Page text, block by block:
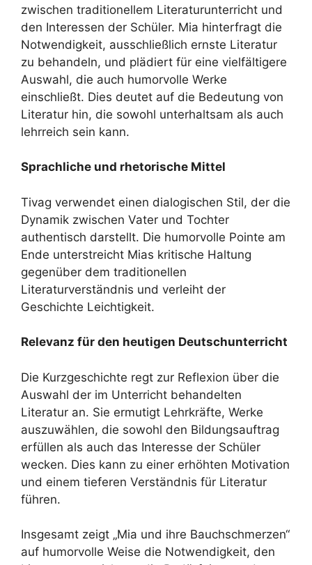
zwischen traditionellem Literaturunterricht und
den Interessen der Schüler. Mia hinterfragt die
Notwendigkeit, ausschließlich ernste Literatur
zu behandeln, und plädiert für eine vielfältigere
Auswahl, die auch humorvolle Werke
einschließt. Dies deutet auf die Bedeutung von
Literatur hin, die sowohl unterhaltsam als auch
lehrreich sein kann.
Sprachliche und rhetorische Mittel
Tivag verwendet einen dialogischen Stil, der die
Dynamik zwischen Vater und Tochter
authentisch darstellt. Die humorvolle Pointe am
Ende unterstreicht Mias kritische Haltung
gegenüber dem traditionellen
Literaturverständnis und verleiht der
Geschichte Leichtigkeit.
Relevanz für den heutigen Deutschunterricht
Die Kurzgeschichte regt zur Reflexion über die
Auswahl der im Unterricht behandelten
Literatur an. Sie ermutigt Lehrkräfte, Werke
auszuwählen, die sowohl den Bildungsauftrag
erfüllen als auch das Interesse der Schüler
wecken. Dies kann zu einer erhöhten Motivation
und einem tieferen Verständnis für Literatur
führen.
Insgesamt zeigt „Mia und ihre Bauchschmerzen“
auf humorvolle Weise die Notwendigkeit, den